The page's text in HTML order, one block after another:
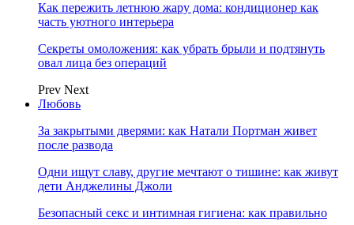
Как пережить летнюю жару дома: кондиционер как
часть уютного интерьера
Секреты омоложения: как убрать брыли и подтянуть
овал лица без операций
Prev Next
Любовь
За закрытыми дверями: как Натали Портман живет
после развода
Одни ищут славу, другие мечтают о тишине: как живут
дети Анджелины Джоли
Безопасный секс и интимная гигиена: как правильно